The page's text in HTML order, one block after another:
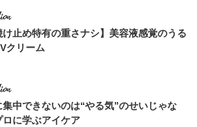
け止め特有の重さナシ】美容液感覚のうる
クリーム
集中できないのは“やる気”のせいじゃな
ロに学ぶアイケア